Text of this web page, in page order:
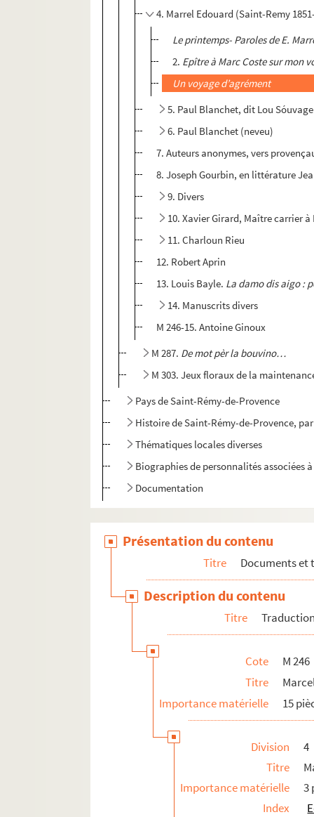
4. Marrel Edouard (Saint-Remy
Le printemps- Paroles de E.
2. Epître à Marc Coste sur mon
Un voyage d’agrément
5. Paul Blanchet, dit Lou
6. Paul Blanchet (neveu)
7. Auteurs anonymes, vers
8. Joseph Gourbin, en littérature
9. Divers
10. Xavier Girard, Maître carrier
11. Charloun Rieu
12. Robert Aprin
13. Louis Bayle. La damo dis aigo :
14. Manuscrits divers
M 246-15. Antoine Ginoux
M 287. De mot pèr la bouvino…
M 303. Jeux floraux de la
Pays de Saint-Rémy-de-Provence
Histoire de Saint-Rémy-de-Provence,
Thématiques locales diverses
Biographies de personnalités associées
Documentation
Présentation du contenu
Titre Documents et
Description du contenu
Titre
Cote
M 246
Titre
Importance matérielle
15
Division
4
Titre
Importance matérielle
3
Index